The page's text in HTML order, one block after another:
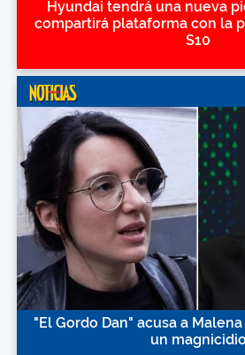
Hyundai tendrá una nueva
compartirá plataforma con la
S10
"El Gordo Dan" acusa a
un